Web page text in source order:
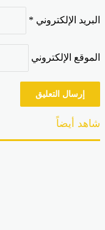
البريد الإلكتروني *
الموقع الإلكتروني
شاهد أيضاً